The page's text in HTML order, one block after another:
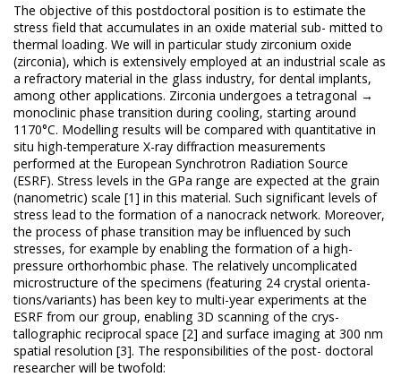
The objective of this postdoctoral position is to estimate the
stress field that accumulates in an oxide material sub- mitted to
thermal loading. We will in particular study zirconium oxide
(zirconia), which is extensively employed at an industrial scale as
a refractory material in the glass industry, for dental implants,
among other applications. Zirconia undergoes a tetragonal →
monoclinic phase transition during cooling, starting around
1170°C. Modelling results will be compared with quantitative in
situ high-temperature X-ray diffraction measurements
performed at the European Synchrotron Radiation Source
(ESRF). Stress levels in the GPa range are expected at the grain
(nanometric) scale [1] in this material. Such significant levels of
stress lead to the formation of a nanocrack network. Moreover,
the process of phase transition may be influenced by such
stresses, for example by enabling the formation of a high-
pressure orthorhombic phase. The relatively uncomplicated
microstructure of the specimens (featuring 24 crystal orienta-
tions/variants) has been key to multi-year experiments at the
ESRF from our group, enabling 3D scanning of the crys-
tallographic reciprocal space [2] and surface imaging at 300 nm
spatial resolution [3]. The responsibilities of the post- doctoral
researcher will be twofold: